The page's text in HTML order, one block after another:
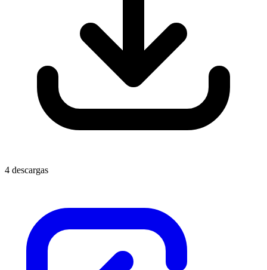
4 descargas